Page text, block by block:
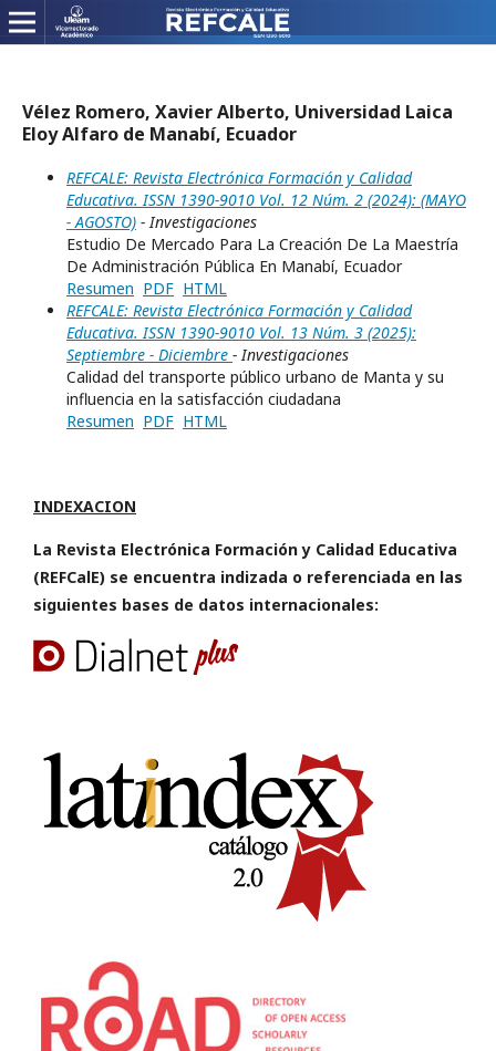
Vélez Romero, Xavier Alberto, Universidad Laica
Eloy Alfaro de Manabí, Ecuador
REFCALE: Revista Electrónica Formación y Calidad
Educativa. ISSN 1390-9010 Vol. 12 Núm. 2 (2024): (MAYO
- AGOSTO) - Investigaciones
Estudio De Mercado Para La Creación De La Maestría
De Administración Pública En Manabí, Ecuador
Resumen PDF HTML
REFCALE: Revista Electrónica Formación y Calidad
Educativa. ISSN 1390-9010 Vol. 13 Núm. 3 (2025):
Septiembre - Diciembre - Investigaciones
Calidad del transporte público urbano de Manta y su
influencia en la satisfacción ciudadana
Resumen PDF HTML
INDEXACION
La Revista Electrónica Formación y Calidad Educativa
(REFCalE) se encuentra indizada o referenciada en las
siguientes bases de datos internacionales: